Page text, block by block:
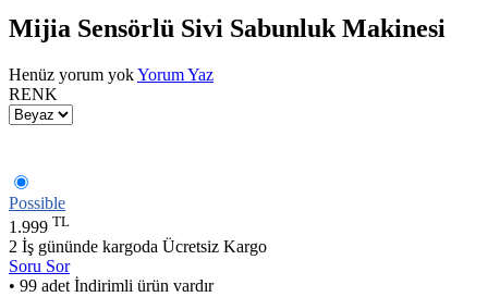
Mijia Sensörlü Sivi Sabunluk Makinesi
Henüz yorum yokYorum Yaz
RENK
Possible
1.999 TL
2 İş gününde kargoda Ücretsiz Kargo
Soru Sor
• 99 adet İndirimli ürün vardır